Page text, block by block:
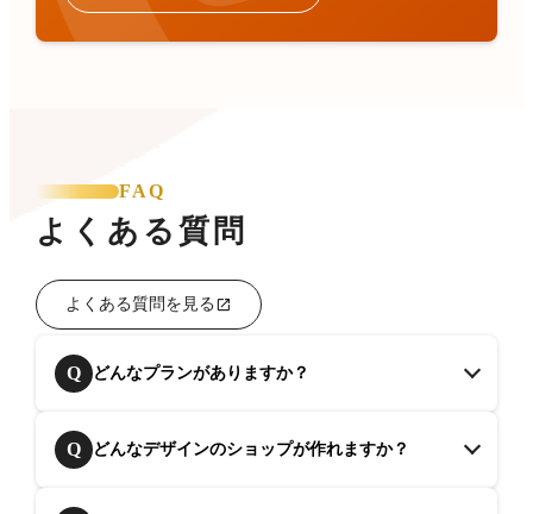
FAQ
よくある質問
よくある質問を見る
Q どんなプランがありますか？
Q どんなデザインのショップが作れますか？